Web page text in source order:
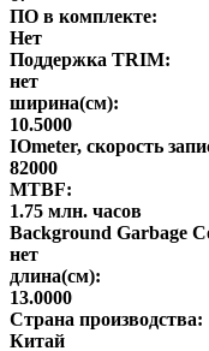
ПО в комплекте:
Нет
Поддержка TRIM:
нет
ширина(см):
10.5000
IOmeter, скорость
82000
MTBF:
1.75 млн. часов
Background Garbage
нет
длина(см):
13.0000
Страна производства:
Китай